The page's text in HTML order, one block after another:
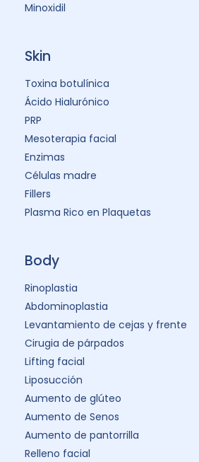
Minoxidil
Skin
Toxina botulínica
Ácido Hialurónico
PRP
Mesoterapia facial
Enzimas
Células madre
Fillers
Plasma Rico en Plaquetas
Body
Rinoplastia
Abdominoplastia
Levantamiento de cejas y frente
Cirugia de párpados
Lifting facial
Liposucción
Aumento de glúteo
Aumento de Senos
Aumento de pantorrilla
Relleno facial